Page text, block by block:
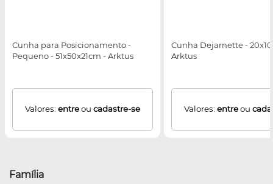
Cunha para Posicionamento -
Pequeno - 51x50x21cm - Arktus
Valores: entreou cadastre-se
Cunha Dejarnette -
Arktus
Valores: entreou
Família